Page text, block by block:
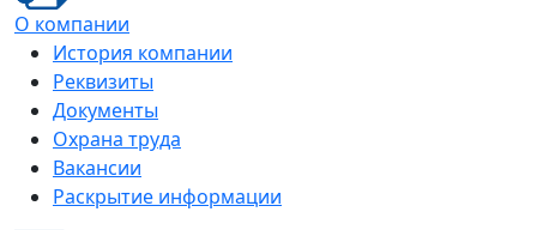
О компании
История компании
Реквизиты
Документы
Охрана труда
Вакансии
Раскрытие информации